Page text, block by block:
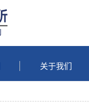
关于我们